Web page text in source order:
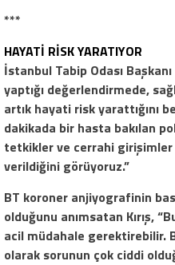
***
HAYATİ RİSK YARATIYOR
İstanbul Tabip Odası
yaptığı değerlendirmede,
artık hayati risk yarattığını
dakikada bir hasta bakılan
tetkikler ve cerrahi
verildiğini görüyoruz.”
BT koroner anjiyografinin
olduğunu anımsatan Kırış,
acil müdahale gerektirebilir.
olarak sorunun çok ciddi